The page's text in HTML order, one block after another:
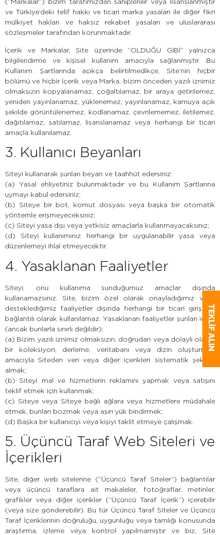
(“Markalar”) bizim tarafımızdan sahiplenilir veya lisanslanmıştır
ve Türkiye’deki telif hakkı ve ticari marka yasaları ile diğer fikri
mülkiyet hakları ve haksız rekabet yasaları ve uluslararası
sözleşmeler tarafından korunmaktadır.
İçerik ve Markalar, Site üzerinde “OLDUĞU GİBİ” yalnızca
bilgilendirme ve kişisel kullanım amacıyla sağlanmıştır. Bu
Kullanım Şartlarında açıkça belirtilmedikçe, Site’nin hiçbir
bölümü ve hiçbir İçerik veya Marka, bizim önceden yazılı iznimiz
olmaksızın kopyalanamaz, çoğaltılamaz, bir araya getirilemez,
yeniden yayınlanamaz, yüklenemez, yayınlanamaz, kamuya açık
şekilde görüntülenemez, kodlanamaz, çevrilememez, iletilemez,
dağıtılamaz, satılamaz, lisanslanamaz veya herhangi bir ticari
amaçla kullanılamaz.
3. Kullanıcı Beyanları
Siteyi kullanarak şunları beyan ve taahhüt edersiniz:
(a) Yasal ehliyetiniz bulunmaktadır ve bu Kullanım Şartlarına
uymayı kabul edersiniz;
(b) Siteye bir bot, komut dosyası veya başka bir otomatik
yöntemle erişmeyeceksiniz;
(c) Siteyi yasa dışı veya yetkisiz amaçlarla kullanmayacaksınız;
(d) Siteyi kullanımınız herhangi bir uygulanabilir yasa veya
düzenlemeyi ihlal etmeyecektir.
4. Yasaklanan Faaliyetler
Siteyi, onu kullanıma sunduğumuz amaçlar dışında
kullanamazsınız. Site, bizim özel olarak onayladığımız veya
desteklediğimiz faaliyetler dışında herhangi bir ticari girişimle
bağlantılı olarak kullanılamaz. Yasaklanan faaliyetler şunları içerir
(ancak bunlarla sınırlı değildir):
(a) Bizim yazılı iznimiz olmaksızın, doğrudan veya dolaylı olarak
bir koleksiyon, derleme, veritabanı veya dizin oluşturmak
amacıyla Siteden veri veya diğer içerikleri sistematik şekilde
almak;
(b) Siteyi mal ve hizmetlerin reklamını yapmak veya satışını
teklif etmek için kullanmak;
(c) Siteye veya Siteye bağlı ağlara veya hizmetlere müdahale
etmek, bunları bozmak veya aşırı yük bindirmek;
(d) Başka bir kullanıcıyı veya kişiyi taklit etmeye çalışmak.
5. Üçüncü Taraf Web Siteleri ve
İçerikleri
Site, diğer web sitelerine (“Üçüncü Taraf Siteler”) bağlantılar
veya üçüncü taraflara ait makaleler, fotoğraflar, metinler,
grafikler veya diğer içerikler (“Üçüncü Taraf İçerik”) içerebilir
(veya size gönderebilir). Bu tür Üçüncü Taraf Siteler ve Üçüncü
Taraf İçeriklerinin doğruluğu, uygunluğu veya tamlığı konusunda
araştırma, izleme veya kontrol yapılmamıştır ve biz, Site